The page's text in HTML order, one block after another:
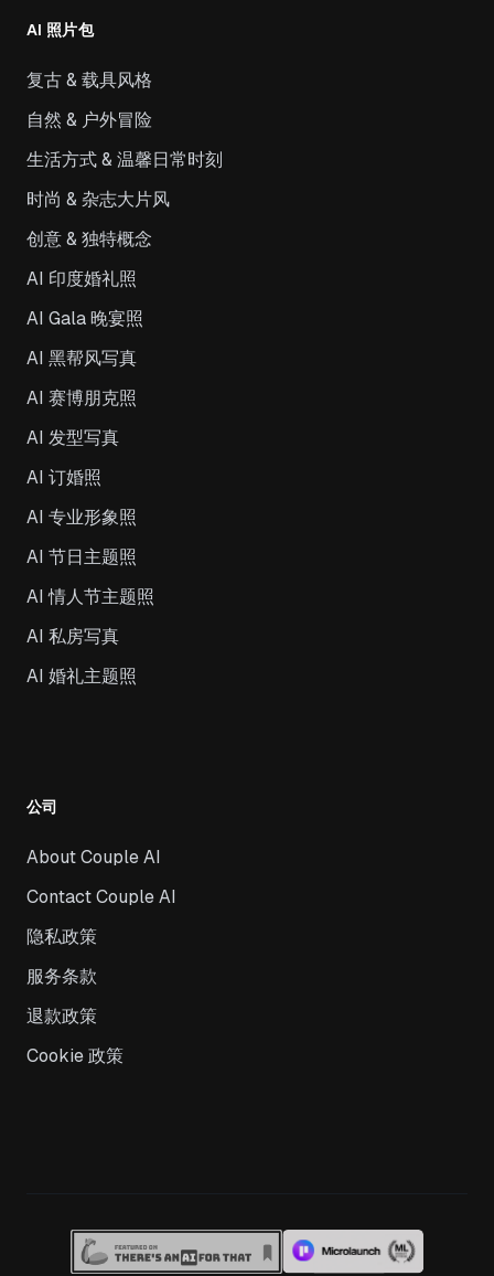
AI 照片包
复古 & 载具风格
自然 & 户外冒险
生活方式 & 温馨日常时刻
时尚 & 杂志大片风
创意 & 独特概念
AI 印度婚礼照
AI Gala 晚宴照
AI 黑帮风写真
AI 赛博朋克照
AI 发型写真
AI 订婚照
AI 专业形象照
AI 节日主题照
AI 情人节主题照
AI 私房写真
AI 婚礼主题照
公司
About Couple AI
Contact Couple AI
隐私政策
服务条款
退款政策
Cookie 政策